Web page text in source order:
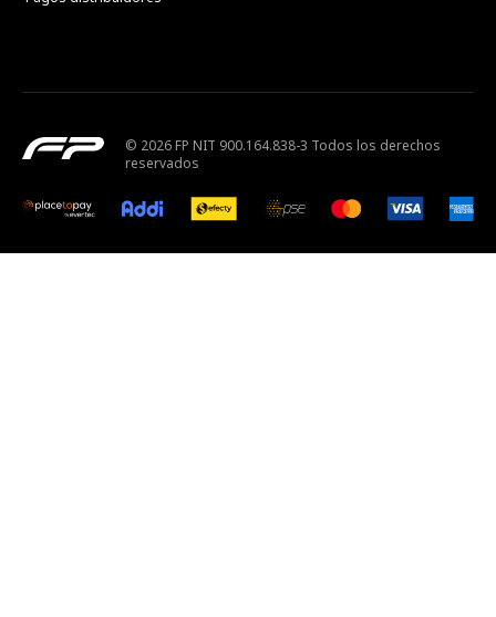
© 2026 FP NIT 900.164.838-3 Todos los derechos
reservados